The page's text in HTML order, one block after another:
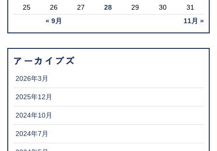
« 9月 11月 »
25
26 27 28 29 30 31
アーカイブズ
2026年3月
2025年12月
2024年10月
2024年7月